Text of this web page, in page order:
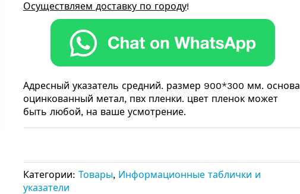
Осуществляем доставку по городу!
Адресный указатель средний. размер 900*300 мм. основа
оцинкованный метал, пвх пленки. цвет пленок может
быть любой, на ваше усмотрение.
Категории: Товары, Информационные таблички и
указатели